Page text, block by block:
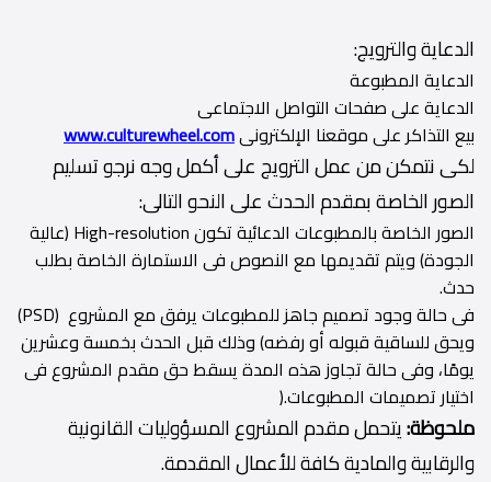
الدعاية والترويج:
الدعاية المطبوعة
الدعاية على صفحات التواصل الاجتماعى
بيع التذاكر على موقعنا الإلكترونىwww.culturewheel.com
لكى نتمكن من عمل الترويج على أكمل وجه نرجو تسليم
الصور الخاصة بمقدم الحدث على النحو التالى:
الصور الخاصة بالمطبوعات الدعائية تكون High-resolution (عالية
الجودة) ويتم تقديمها مع النصوص فى الاستمارة الخاصة بطلب
حدث.
فى حالة وجود تصميم جاهز للمطبوعات يرفق مع المشروع (PSD)
ويحق للساقية قبوله أو رفضه) وذلك قبل الحدث بخمسة وعشرين
يومًا، وفى حالة تجاوز هذه المدة يسقط حق مقدم المشروع فى
اختيار تصميمات المطبوعات.(
ملحوظة:يتحمل مقدم المشروع المسؤوليات القانونية
والرقابية والمادية كافة للأعمال المقدمة.